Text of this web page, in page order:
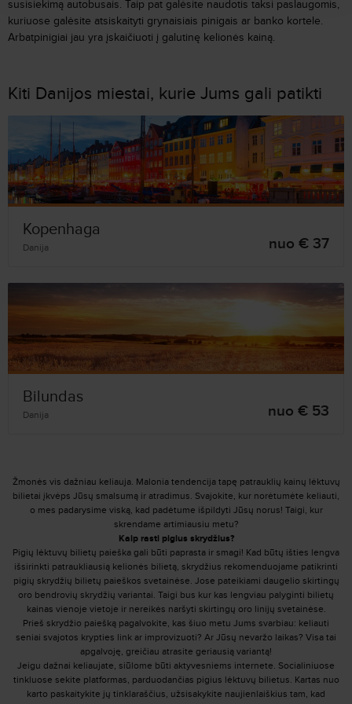
susisiekimą autobusais. Taip pat galėsite naudotis taksi paslaugomis,
kuriuose galėsite atsiskaityti grynaisiais pinigais ar banko kortele.
Arbatpinigiai jau yra įskaičiuoti į galutinę kelionės kainą.
Kiti Danijos miestai, kurie Jums gali patikti
Kopenhaga
Danija nuo € 37
Bilundas
Danija nuo € 53
Žmonės vis dažniau keliauja. Malonia tendencija tapę patrauklių kainų lėktuvų
bilietai įkvėps Jūsų smalsumą ir atradimus. Svajokite, kur norėtumėte keliauti,
o mes padarysime viską, kad padėtume išpildyti Jūsų norus! Taigi, kur
skrendame artimiausiu metu?
Kaip rasti pigius skrydžius?
Pigių lėktuvų bilietų paieška gali būti paprasta ir smagi! Kad būtų išties lengva
išsirinkti patraukliausią kelionės bilietą, skrydžius rekomenduojame patikrinti
pigių skrydžių bilietų paieškos svetainėse. Jose pateikiami daugelio skirtingų
oro bendrovių skrydžių variantai. Taigi bus kur kas lengviau palyginti bilietų
kainas vienoje vietoje ir nereikės naršyti skirtingų oro linijų svetainėse.
Prieš skrydžio paiešką pagalvokite, kas šiuo metu Jums svarbiau: keliauti
seniai svajotos krypties link ar improvizuoti? Ar Jūsų nevaržo laikas? Visa tai
apgalvoję, greičiau atrasite geriausią variantą!
Jeigu dažnai keliaujate, siūlome būti aktyvesniems internete. Socialiniuose
tinkluose sekite platformas, parduodančias pigius lėktuvų bilietus. Kartas nuo
karto paskaitykite jų tinklaraščius, užsisakykite naujienlaiškius tam, kad